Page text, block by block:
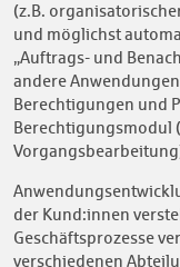
(z.B.
und möglichst
„Auftrags- und
andere
Berechtigungen und
Berechtigungsmodul
der Kund:innen
Geschäftsprozesse
verschiedenen